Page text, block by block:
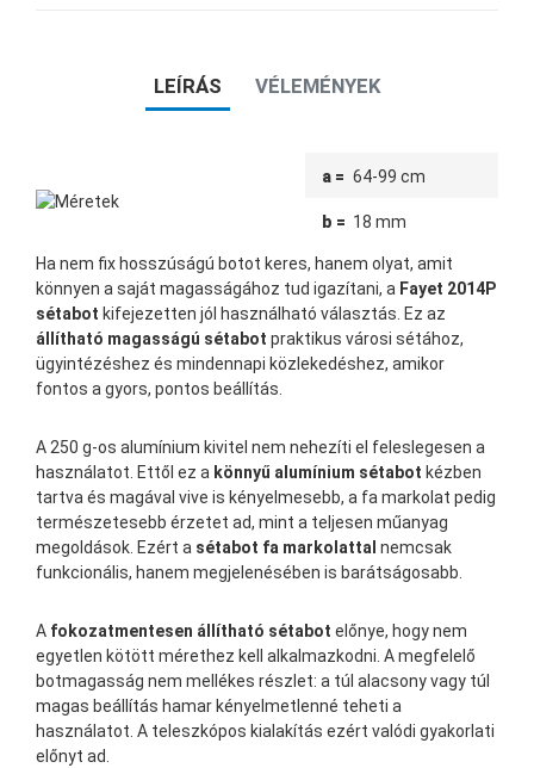
LEÍRÁS VÉLEMÉNYEK
a = 64-99 cm
b = 18 mm
Ha nem fix hosszúságú botot keres, hanem olyat, amit
könnyen a saját magasságához tud igazítani, a Fayet 2014P
sétabot kifejezetten jól használható választás. Ez az
állítható magasságú sétabot praktikus városi sétához,
ügyintézéshez és mindennapi közlekedéshez, amikor
fontos a gyors, pontos beállítás.
A 250 g-os alumínium kivitel nem nehezíti el feleslegesen a
használatot. Ettől ez a könnyű alumínium sétabot kézben
tartva és magával vive is kényelmesebb, a fa markolat pedig
természetesebb érzetet ad, mint a teljesen műanyag
megoldások. Ezért a sétabot fa markolattal nemcsak
funkcionális, hanem megjelenésében is barátságosabb.
A fokozatmentesen állítható sétabot előnye, hogy nem
egyetlen kötött mérethez kell alkalmazkodni. A megfelelő
botmagasság nem mellékes részlet: a túl alacsony vagy túl
magas beállítás hamar kényelmetlenné teheti a
használatot. A teleszkópos kialakítás ezért valódi gyakorlati
előnyt ad.